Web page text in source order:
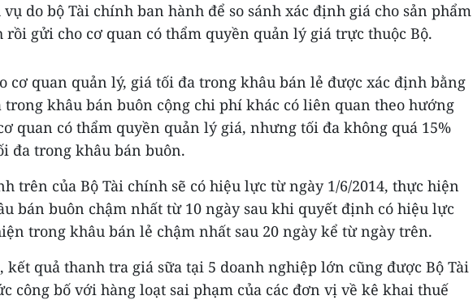
vụ do bộ Tài chính ban hành để so sánh xác định giá cho sản phẩm
rồi gửi cho cơ quan có thẩm quyền quản lý giá trực thuộc Bộ.
cơ quan quản lý, giá tối đa trong khâu bán lẻ được xác định bằng
trong khâu bán buôn cộng chi phí khác có liên quan theo hướng
quan có thẩm quyền quản lý giá, nhưng tối đa không quá 15%
đa trong khâu bán buôn.
trên của Bộ Tài chính sẽ có hiệu lực từ ngày 1/6/2014, thực hiện
bán buôn chậm nhất từ 10 ngày sau khi quyết định có hiệu lực
trong khâu bán lẻ chậm nhất sau 20 ngày kể từ ngày trên.
kết quả thanh tra giá sữa tại 5 doanh nghiệp lớn cũng được Bộ Tài
công bố với hàng loạt sai phạm của các đơn vị về kê khai thuế